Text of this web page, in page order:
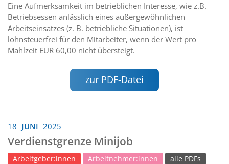
Eine Aufmerksamkeit im betrieblichen Interesse, wie z.B.
Betriebsessen anlässlich eines außergewöhnlichen
Arbeitseinsatzes (z. B. betriebliche Situationen), ist
lohnsteuerfrei für den Mitarbeiter, wenn der Wert pro
Mahlzeit EUR 60,00 nicht übersteigt.
zur PDF-Datei
18 JUNI 2025
Verdienstgrenze Minijob
Arbeitgeber:innen Arbeitnehmer:innen alle PDFs